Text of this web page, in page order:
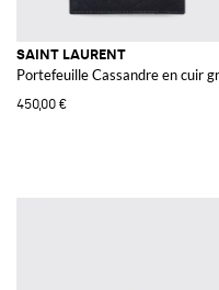
SAINT LAURENT
Portefeuille Cassandre en cuir
450,00 €